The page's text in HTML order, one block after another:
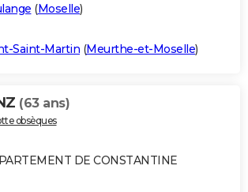
(Moselle)
Saint-Martin (Meurthe-et-Moselle)
(63 ans)
obsèques
DE CONSTANTINE